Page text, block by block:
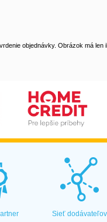
objednávky. Obrázok má len
Sieť dodávateľov